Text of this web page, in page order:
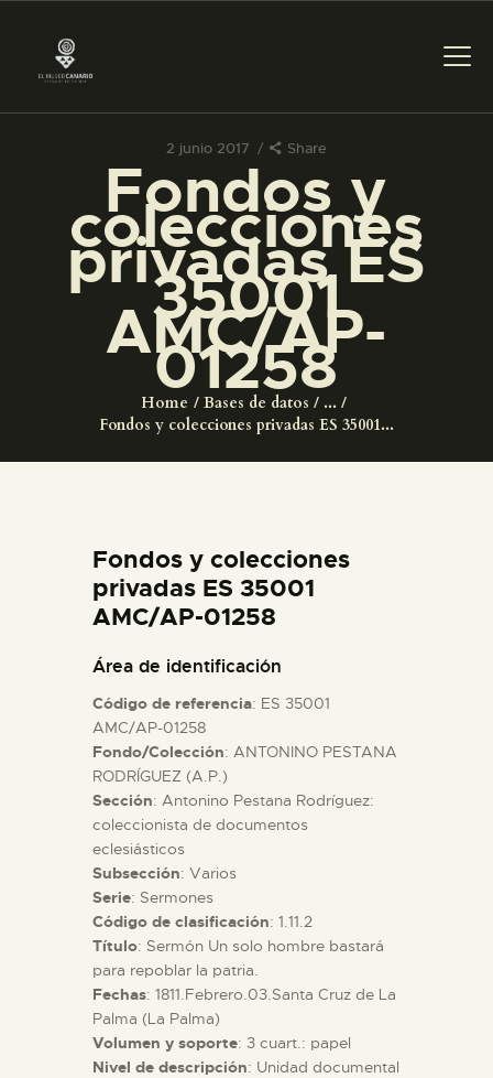
2 junio 2017 Share
Fondos y
colecciones
privadas ES
35001
AMC/AP-
01258
Home Bases de datos
...
Fondos y colecciones privadas ES 35001...
PREPARAR LA VISITA
ACTIVIDADES
█
EL MUSEO
ESPAÑOL
ACTIVIDADES
█
EL MUSEO
COLECCIONES
DIDÁCTICA
ESPAÑOL
Fondos y colecciones
privadas ES 35001
AMC/AP-01258
Área de identificación
Código de referencia: ES 35001
AMC/AP-01258
Fondo/Colección: ANTONINO PESTANA
RODRÍGUEZ (A.P.)
Sección: Antonino Pestana Rodríguez:
coleccionista de documentos
eclesiásticos
Subsección: Varios
Serie: Sermones
Código de clasificación: 1.11.2
Título: Sermón Un solo hombre bastará
para repoblar la patria.
Fechas: 1811.Febrero.03.Santa Cruz de La
Palma (La Palma)
Volumen y soporte: 3 cuart.: papel
Nivel de descripción: Unidad documental